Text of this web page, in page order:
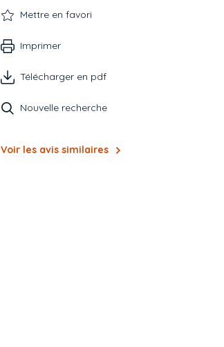
Mettre en favori
Imprimer
Télécharger en pdf
Nouvelle recherche
Voir les avis similaires